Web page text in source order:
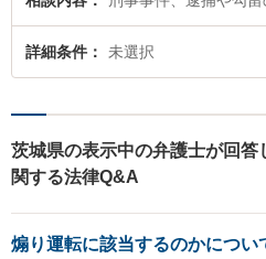
詳細条件 未選択
茨城県の表示中の弁護士が回答
関する法律Q&A
煽り運転に該当するのかについ